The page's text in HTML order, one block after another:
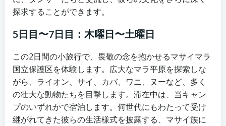
探求することができます。
5日目〜7日目：木曜日〜土曜日
この2日間の小旅行で、畏敬の念を抱かせるマサイマラ
国立保護区を体験します。広大なマラ平原を探索しな
がら、ライオン、サイ、カバ、ワニ、ヌーなど、多く
の壮大な動物たちを目撃します。滞在中は、当キャン
プのいずれかで宿泊します。何世代にもわたって受け
継がれてきた彼らの生活様式を披露する、マサイ族に